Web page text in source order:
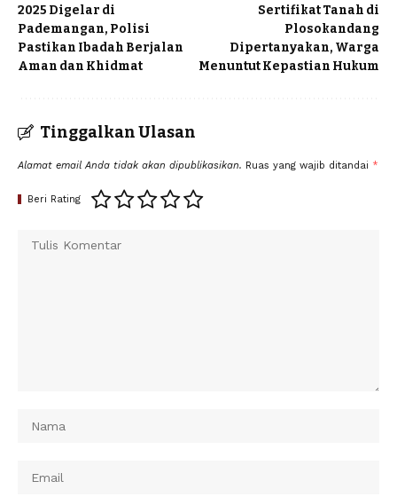
2025 Digelar di
Pademangan, Polisi
Pastikan Ibadah Berjalan
Aman dan Khidmat
Sertifikat Tanah di
Plosokandang
Dipertanyakan, Warga
Menuntut Kepastian Hukum
Tinggalkan Ulasan
Alamat email Anda tidak akan dipublikasikan. Ruas yang wajib ditandai *
Beri Rating